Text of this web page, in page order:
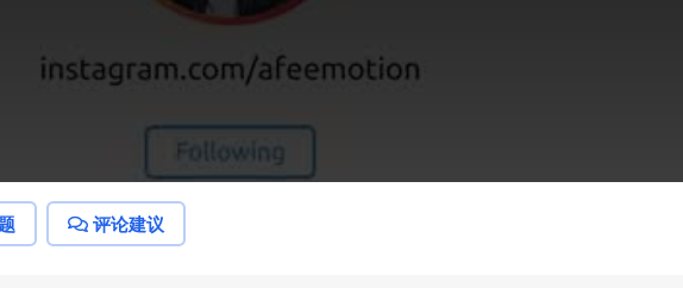
评论建议